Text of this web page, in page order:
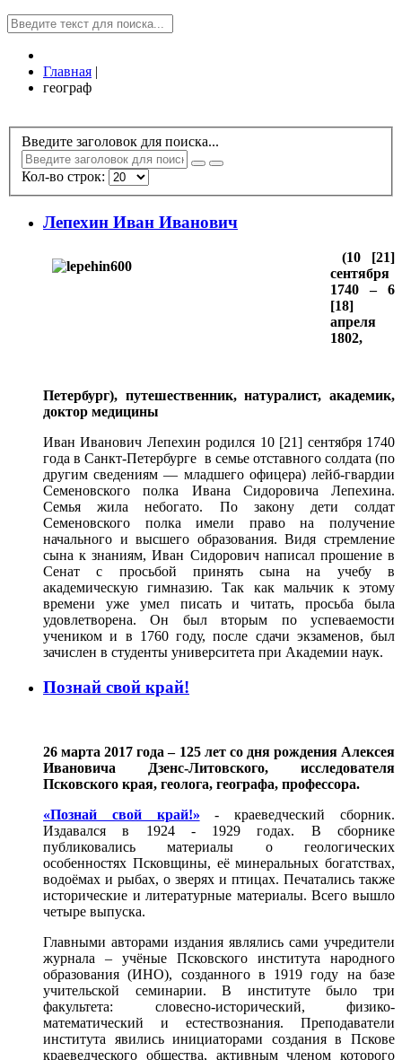
Главная |
географ
Введите заголовок для поиска...
Кол-во строк:
Лепехин Иван Иванович
(10 [21]
сентября
1740 – 6
[18]
апреля
1802,
Петербург), путешественник, натуралист, академик,
доктор медицины
Иван Иванович Лепехин родился 10 [21] сентября 1740
года в Санкт-Петербурге в семье отставного солдата (по
другим сведениям — младшего офицера) лейб-гвардии
Семеновского полка Ивана Сидоровича Лепехина.
Семья жила небогато. По закону дети солдат
Семеновского полка имели право на получение
начального и высшего образования. Видя стремление
сына к знаниям, Иван Сидорович написал прошение в
Сенат с просьбой принять сына на учебу в
академическую гимназию. Так как мальчик к этому
времени уже умел писать и читать, просьба была
удовлетворена. Он был вторым по успеваемости
учеником и в 1760 году, после сдачи экзаменов, был
зачислен в студенты университета при Академии наук.
Познай свой край!
26 марта 2017 года – 125 лет со дня рождения Алексея
Ивановича Дзенс-Литовского, исследователя
Псковского края, геолога, географа, профессора.
«Познай свой край!» - краеведческий сборник.
Издавался в 1924 - 1929 годах. В сборнике
публиковались материалы о геологических
особенностях Псковщины, её минеральных богатствах,
водоёмах и рыбах, о зверях и птицах. Печатались также
исторические и литературные материалы. Всего вышло
четыре выпуска.
Главными авторами издания являлись сами учредители
журнала – учёные Псковского института народного
образования (ИНО), созданного в 1919 году на базе
учительской семинарии. В институте было три
факультета: словесно-исторический, физико-
математический и естествознания. Преподаватели
института явились инициаторами создания в Пскове
краеведческого общества, активным членом которого